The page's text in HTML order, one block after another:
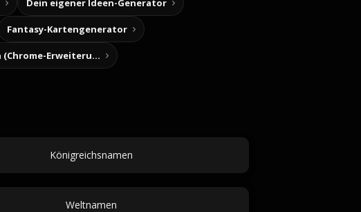
Dein eigener Ideen-Generator
Fantasy-Kartengenerator
Story-Notizen (Chrome-Erweiterung)
Königreichsnamen
Weltnamen